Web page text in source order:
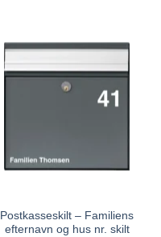
Postkasseskilt – Familiens
efternavn og hus nr. skilt